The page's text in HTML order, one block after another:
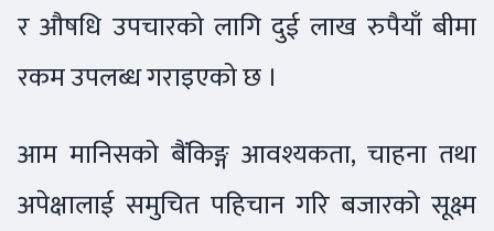
र औषधि उपचारको लागि दुई लाख रुपैयाँ बीमा
रकम उपलब्ध गराइएको छ ।
आम मानिसको बैंकिङ्ग आवश्यकता, चाहना तथा
अपेक्षालाई समुचित पहिचान गरि बजारको सूक्ष्म